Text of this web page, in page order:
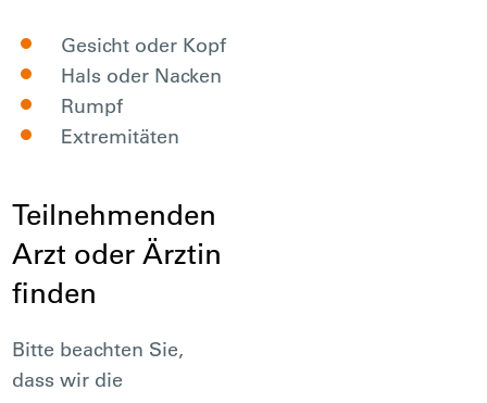
Gesicht oder Kopf
Hals oder Nacken
Rumpf
Extremitäten
Teilnehmenden
Arzt oder Ärztin
finden
Bitte beachten Sie,
dass wir die